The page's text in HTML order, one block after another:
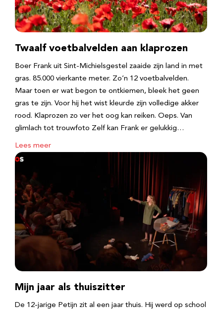
Twaalf voetbalvelden aan klaprozen
Boer Frank uit Sint-Michielsgestel zaaide zijn land in met
gras. 85.000 vierkante meter. Zo’n 12 voetbalvelden.
Maar toen er wat begon te ontkiemen, bleek het geen
gras te zijn. Voor hij het wist kleurde zijn volledige akker
rood. Klaprozen zo ver het oog kan reiken. Oeps. Van
glimlach tot trouwfoto Zelf kan Frank er gelukkig…
Lees meer
Mijn jaar als thuiszitter
De 12-jarige Petijn zit al een jaar thuis. Hij werd op school